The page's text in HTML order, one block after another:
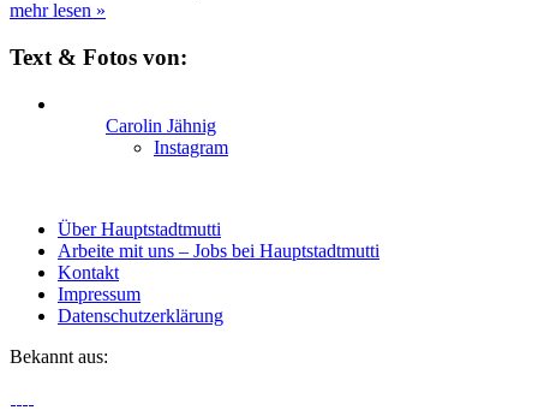
mehr lesen »
Text & Fotos von:
Carolin Jähnig
Instagram
Über Hauptstadtmutti
Arbeite mit uns – Jobs bei Hauptstadtmutti
Kontakt
Impressum
Datenschutzerklärung
Bekannt aus: